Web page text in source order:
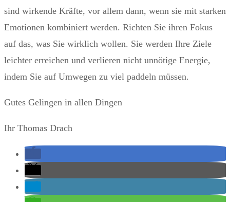
sind wirkende Kräfte, vor allem dann, wenn sie mit starken
Emotionen kombiniert werden. Richten Sie ihren Fokus
auf das, was Sie wirklich wollen. Sie werden Ihre Ziele
leichter erreichen und verlieren nicht unnötige Energie,
indem Sie auf Umwegen zu viel paddeln müssen.
Gutes Gelingen in allen Dingen
Ihr Thomas Drach